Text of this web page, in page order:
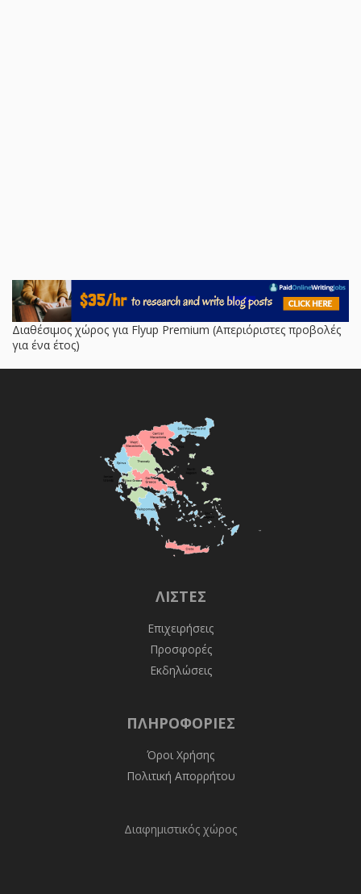
Διαθέσιμος χώρος για Flyup Premium (Απεριόριστες προβολές
για ένα έτος)
ΛΊΣΤΕΣ
Επιχειρήσεις
Προσφορές
Εκδηλώσεις
ΠΛΗΡΟΦΟΡΊΕΣ
Όροι Χρήσης
Πολιτική Απορρήτου
Διαφημιστικός χώρος